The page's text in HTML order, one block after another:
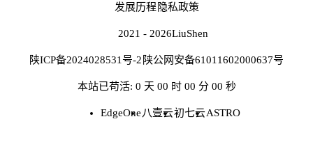
发展历程 隐私政策
2021 - 2026LiuShen
陕ICP备2024028531号-2 陕公网安备61011602000637号
本站已苟活: 0 天 00 时 00 分 00 秒
EdgeOne 八壹云初七云ASTRO